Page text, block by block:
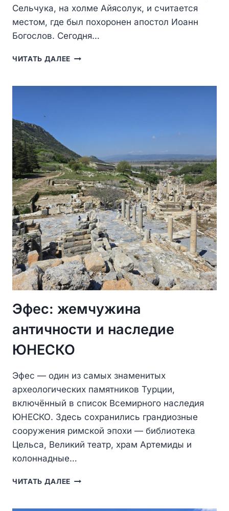
Сельчука, на холме Айясолук, и считается
местом, где был похоронен апостол Иоанн
Богослов. Сегодня…
ЧИТАТЬ ДАЛЕЕ БАЗИЛИКА
(ST.
Эфес: жемчужина
античности и наследие
ЮНЕСКО
Эфес — один из самых знаменитых
археологических памятников Турции,
включённый в список Всемирного наследия
ЮНЕСКО. Здесь сохранились грандиозные
сооружения римской эпохи — библиотека
Цельса, Великий театр, храм Артемиды и
колоннадные…
ЧИТАТЬ ДАЛЕЕ ЭФЕС: